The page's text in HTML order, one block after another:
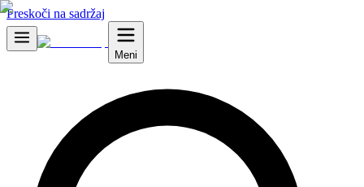
Preskoči na sadržaj
Meni